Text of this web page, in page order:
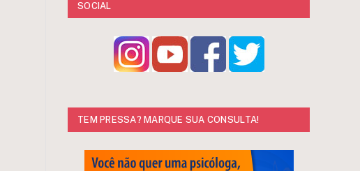
SOCIAL
TEM PRESSA? MARQUE SUA CONSULTA!